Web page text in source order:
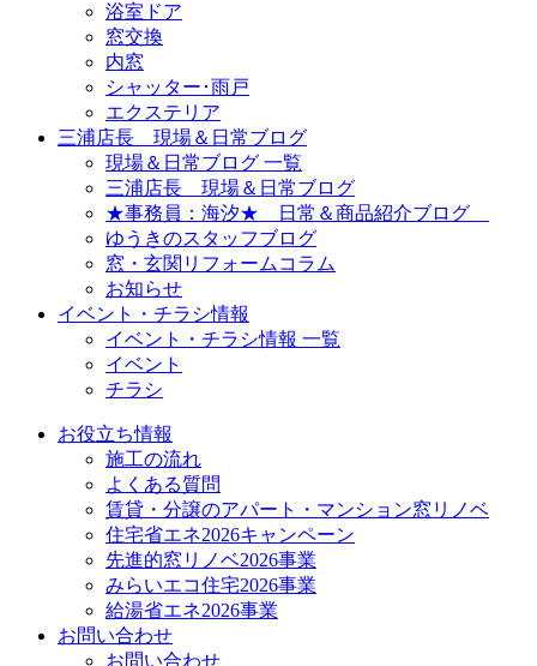
浴室ドア
窓交換
内窓
シャッター･雨戸
エクステリア
三浦店長 現場＆日常ブログ
現場＆日常ブログ 一覧
三浦店長 現場＆日常ブログ
★事務員：海汐★ 日常＆商品紹介ブログ
ゆうきのスタッフブログ
窓・玄関リフォームコラム
お知らせ
イベント・チラシ情報
イベント・チラシ情報 一覧
イベント
チラシ
お役立ち情報
施工の流れ
よくある質問
賃貸・分譲のアパート・マンション窓リノベ
住宅省エネ2026キャンペーン
先進的窓リノベ2026事業
みらいエコ住宅2026事業
給湯省エネ2026事業
お問い合わせ
お問い合わせ